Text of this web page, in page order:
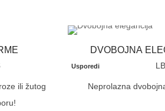
ili žutog
DVOBOJNA
Usporedi
Neprolazna